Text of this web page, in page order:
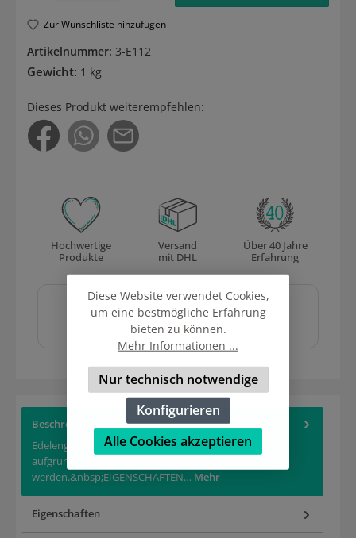
Zur Wunschliste hinzufügen
Artikelnummer: 3-E112
Gewicht: 1 kg
Dieses Produkt weiterempfehlen:
Hochwertige
Produkte
Versand
mit DHL
Über 40 Jahre
Erfahrung
bezahlen mit
Beschreibung
Edelengoben sind kennzeichnungsfrei und müssen
aufgrund ihres Glasanteils nicht mehr überglasiert
werden.&nbsp;EIGENSCHAFTEN… Mehr
Eigenschaften
Diese Website verwendet Cookies,
um eine bestmögliche Erfahrung
bieten zu können.
Mehr Informationen ...
Nur technisch notwendige
Konfigurieren
Alle Cookies akzeptieren